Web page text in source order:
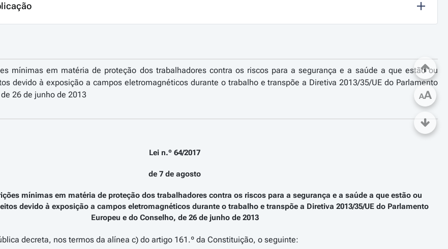
mínimas em matéria de proteção dos trabalhadores contra os riscos para a segurança e a saúde a que estão ou
devido à exposição a campos eletromagnéticos durante o trabalho e transpõe a Diretiva 2013/35/UE do Parlamento
26 de junho de 2013
Lei n.º 64/2017
de 7 de agosto
mínimas em matéria de proteção dos trabalhadores contra os riscos para a segurança e a saúde a que estão ou
devido à exposição a campos eletromagnéticos durante o trabalho e transpõe a Diretiva 2013/35/UE do Parlamento
Europeu e do Conselho, de 26 de junho de 2013
decreta, nos termos da alínea c) do artigo 161.º da Constituição, o seguinte:
AA